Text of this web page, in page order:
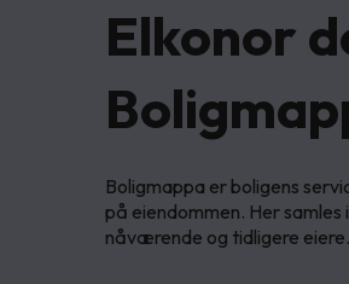
Elkonor
Boligmappa er boligens
på eiendommen. Her
nåværende og tidligere eiere.